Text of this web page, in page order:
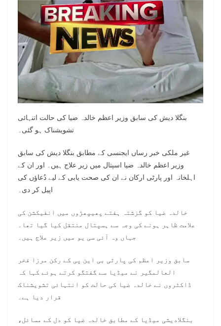
بنگلا دیش کی سابق وزیر اعظم خالدہ ضیا کی حالت اتنہائی
تشویشناک ہو گئی۔
غیر ملکی خبر رساں ایجنسی کے مطابق بنگلا دیش کی سابق
وزیر اعظم خالدہ ضیا اسپتال میں زیر علاج ہیں۔ اور ان کے
اہلخانہ اور پارٹی ارکان نے ان کی صحت یابی کے لیے دُعاؤں کی
اپیل کر دی۔
خالدہ ضیا کو گزشتہ ہفتے پھیپھڑوں میں انفیکشن کی
علامت ظاہر ہونے کی وجہ سے ہسپتال منتقل کیا گیا تھا۔
جہاں وہ آئی سی یو میں زیر علاج ہیں۔
سابق وزیر اعظم کی پارٹی بی این پی کے رکن مرزا فخر
العالمگیر نے میڈیا سے گفتگو کرتے ہوئے کہا کہ
ڈاکٹروں نے خالدہ ضیا کی حالت کو انتہائی تشویشناک
قرار دیا ہے۔
بنگلادیشی میڈیا کے مطابق خالدہ ضیا کو دل کے مسائل،